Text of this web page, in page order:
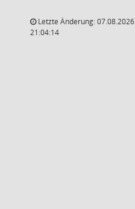
Letzte Änderung: 07.08.2026
21:04:14